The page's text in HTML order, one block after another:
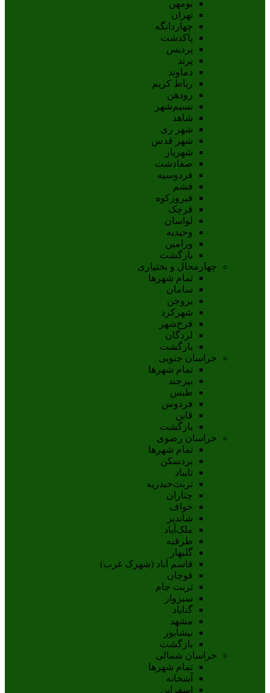
بومهن
تهران
چهاردانگه
پاکدشت
پردیس
پرند
دماوند
رباط کریم
رودهن
نسيم‌شهر
شاهد
شهر ری
شهر قدس
شهریار
صفادشت
فردوسیه
فشم
فیروزکوه
قرچک
لواسان
وحیدیه
ورامین
بازگشت
چهارمحال و بختیاری
تمام شهر‌ها
سامان
بروجن
شهرکرد
فرخ‌شهر
لردگان
بازگشت
خراسان جنوبی
تمام شهر‌ها
بيرجند
طبس
فردوس
قاين
بازگشت
خراسان رضوی
تمام شهر‌ها
بردسکن
تایباد
تربت‌حیدریه
چناران
خواف
شاندیز
ملک‌آباد
طرقبه
گلبهار
قاسم آباد (شهرک غرب)
قوچان
تربت جام
سبزوار
گناباد
مشهد
نيشابور
بازگشت
خراسان شمالی
تمام شهر‌ها
آشخانه
اسفراين